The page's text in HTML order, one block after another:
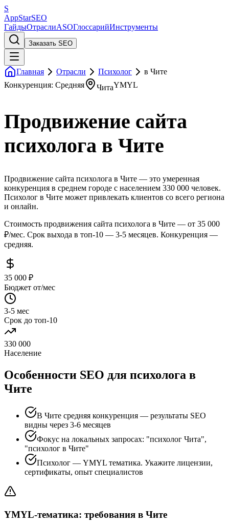
S
AppStarSEO
ГайдыОтраслиASOГлоссарийИнструменты
Заказать SEO
Главная Отрасли Психолог
в Чите
Конкуренция: Средняя
ЧитаYMYL
Продвижение сайта
психолога в Чите
Продвижение сайта психолога в Чите — это умеренная
конкуренция в среднем городе с населением 330 000 человек.
Психолог в Чите может привлекать клиентов со всего региона
и онлайн.
Стоимость продвижения сайта психолога в Чите — от 35 000
₽/мес. Срок выхода в топ-10 — 3-5 месяцев. Конкуренция —
средняя.
35 000 ₽
Бюджет от/мес
3-5 мес
Срок до топ-10
330 000
Население
Особенности SEO для психолога в
Чите
В Чите средняя конкуренция — результаты SEO
видны через 3-6 месяцев
Фокус на локальных запросах: "психолог Чита",
"психолог в Чите"
Психолог — YMYL тематика. Укажите лицензии,
сертификаты, опыт специалистов
YMYL-тематика: требования в Чите